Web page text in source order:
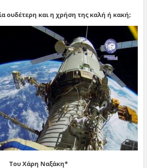
ουδέτερη και η χρήση της καλή ή κακή;
Του Χάρη Ναξάκη*